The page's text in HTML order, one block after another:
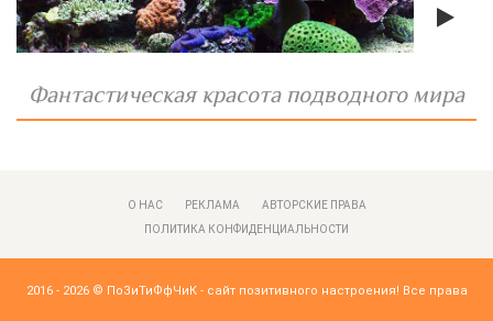
Фантастическая красота подводного мира
О НАС РЕКЛАМА
АВТОРСКИЕ ПРАВА
ПОЛИТИКА КОНФИДЕНЦИАЛЬНОСТИ
2016 - 2026 © ПоЗиТиФфЧиК - сайт позитивного настроения! Все права